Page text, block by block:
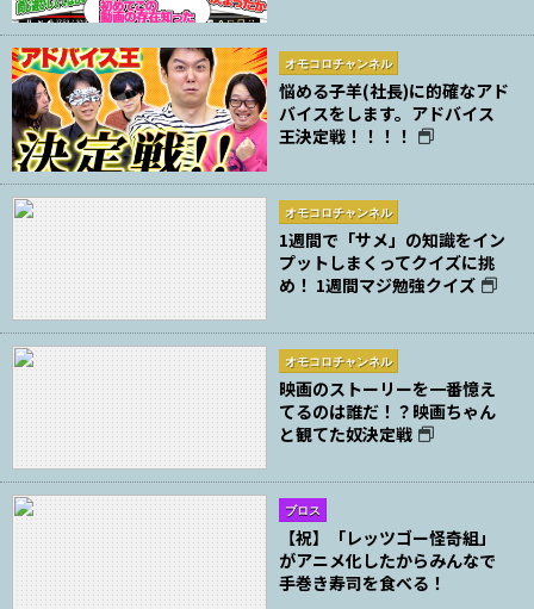
オモコロチャンネル
悩める子羊(社長)に的確なアド
バイスをします。アドバイス
王決定戦！！！！
オモコロチャンネル
1週間で「サメ」の知識をイン
プットしまくってクイズに挑
め！ 1週間マジ勉強クイズ
オモコロチャンネル
映画のストーリーを一番憶え
てるのは誰だ！？映画ちゃん
と観てた奴決定戦
ブロス
【祝】「レッツゴー怪奇組」
がアニメ化したからみんなで
手巻き寿司を食べる！